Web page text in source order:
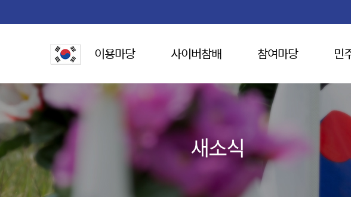
이용마당 사이버참배 참여마당 민
새소식